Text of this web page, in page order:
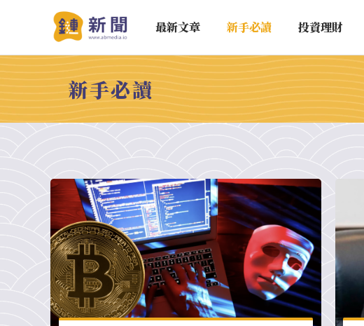
最新文章 新手必讀 投資理財
新手必讀